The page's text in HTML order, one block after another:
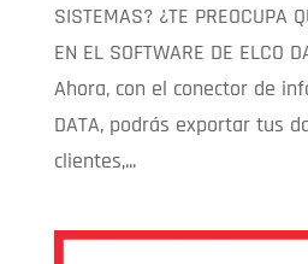
SISTEMAS? ¿TE PREOCUPA
EN EL SOFTWARE DE ELCO
Ahora, con el conector de
DATA, podrás exportar tus
clientes,...